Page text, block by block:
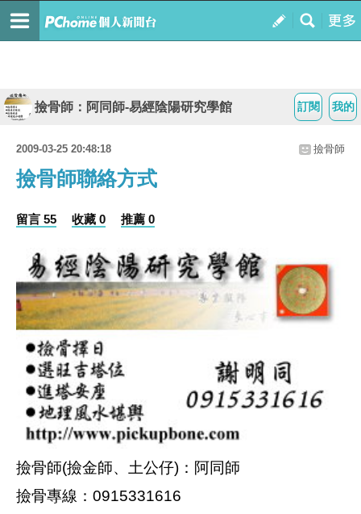
我的
訂閱
撿骨師：阿同師-易經陰陽研究學館
2009-03-25 20:48:18 撿骨師
撿骨師聯絡方式
留言 55 收藏 0 推薦 0
撿骨師(撿金師、土公仔) ： 阿同師
撿骨專線： 0915331616